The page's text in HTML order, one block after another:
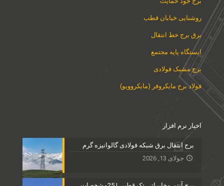
روشنایی خیابان قطب
برق برج خط انتقال
ایستگاه پایه مجتمع
برج مشبک فولادی
فولاد برج مایکروفر (مایکروویو)
اخبار نرم افزار
برج انتقال برق شبکه فولادی گالوانیزه گرم
جولای 13, 2026